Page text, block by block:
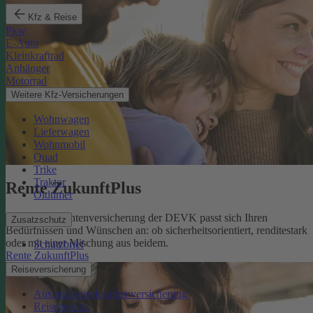
Kfz & Reise
Pkw
E-Auto
Kleinkraftrad
Anhänger
Motorrad
Weitere Kfz-Versicherungen
Wohnwagen
Lieferwagen
Wohnmobil
Quad
Trike
Traktor
Oldtimer
Zusatzschutz
Schutzbrief
Reiseversicherung
Auslandsreisekrankenversicherung
Reisegepäck
Rente ZukunftPlus
Die private Rentenversicherung der DEVK passt sich Ihren
Bedürfnissen und Wünschen an: ob sicherheitsorientiert, renditestark
oder mit einer Mischung aus beidem.
Rente ZukunftPlus